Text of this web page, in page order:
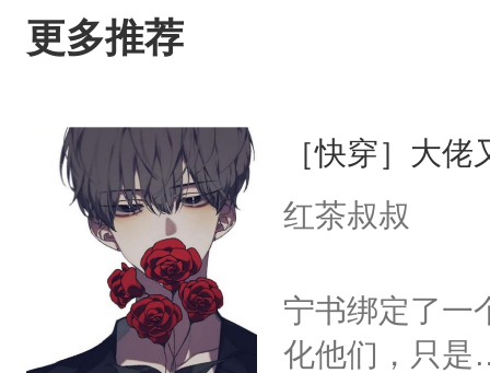
更多推荐
［快穿］大
红茶叔叔
宁书绑定了一
化他们，只是